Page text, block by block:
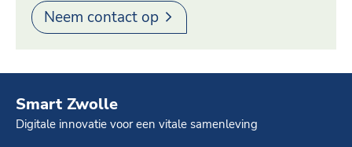
Neem contact op
Smart Zwolle
Digitale innovatie voor een vitale samenleving